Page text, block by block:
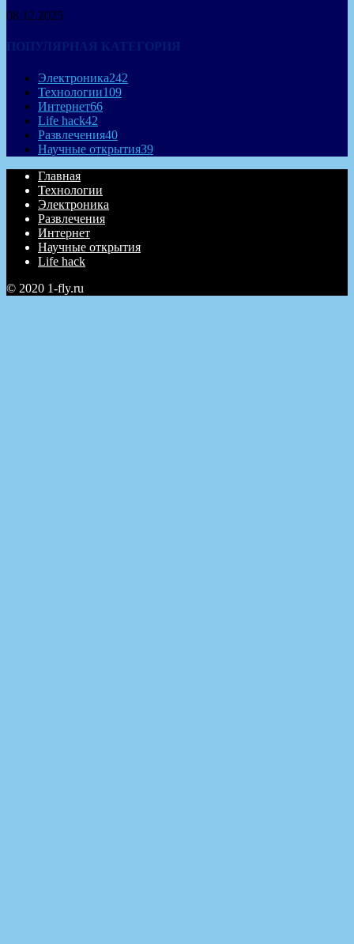
08.12.2025
ПОПУЛЯРНАЯ КАТЕГОРИЯ
Электроника242
Технологии109
Интернет66
Life hack42
Развлечения40
Научные открытия39
Главная
Технологии
Электроника
Развлечения
Интернет
Научные открытия
Life hack
© 2020 1-fly.ru